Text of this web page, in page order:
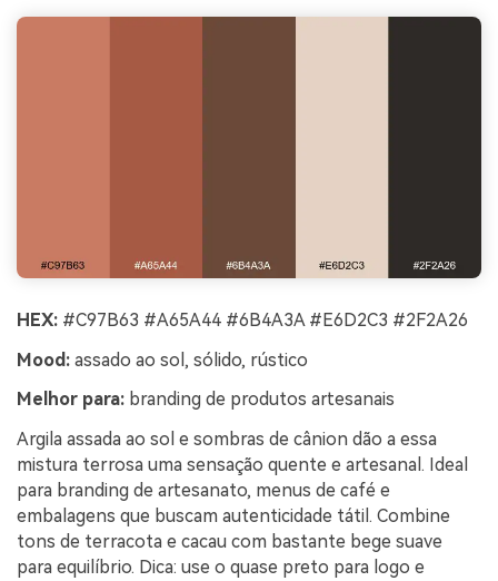
HEX: #C97B63 #A65A44 #6B4A3A #E6D2C3 #2F2A26
Mood: assado ao sol, sólido, rústico
Melhor para: branding de produtos artesanais
Argila assada ao sol e sombras de cânion dão a essa
mistura terrosa uma sensação quente e artesanal. Ideal
para branding de artesanato, menus de café e
embalagens que buscam autenticidade tátil. Combine
tons de terracota e cacau com bastante bege suave
para equilíbrio. Dica: use o quase preto para logo e